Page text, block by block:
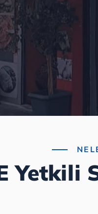
Yetkili